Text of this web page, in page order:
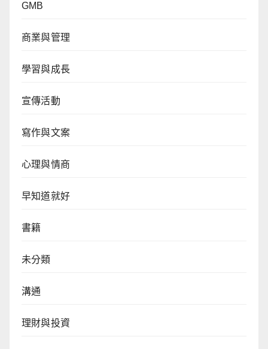
GMB
商業與管理
學習與成長
宣傳活動
寫作與文案
心理與情商
早知道就好
書籍
未分類
溝通
理財與投資